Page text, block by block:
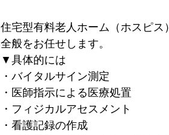
住宅型有料老人ホーム（ホスピ
全般をお任せします。
▼具体的には
・バイタルサイン測定
・医師指示による医療処置
・フィジカルアセスメント
・看護記録の作成